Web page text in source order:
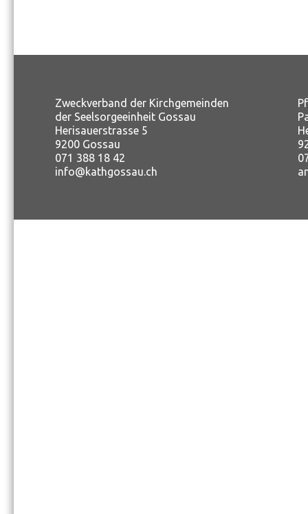
Zweckverband der Kirchgemeinden
der Seelsorgeeinheit Gossau
Herisauerstrasse 5
9200 Gossau
071 388 18 42
info@kathgossau.ch